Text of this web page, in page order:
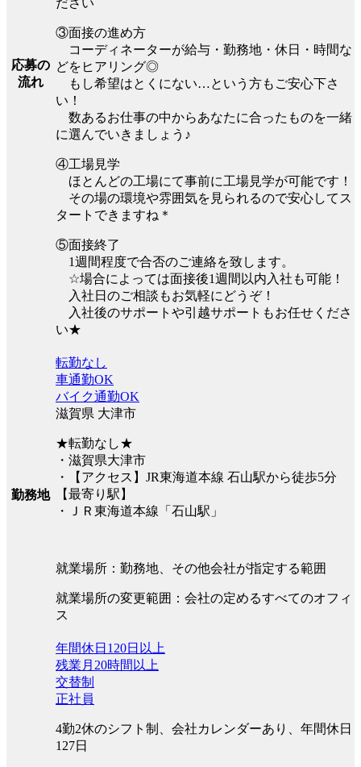
応募の
流れ
③面接の進め方
コーディネーターが給与・勤務地・休日・時間な
どをヒアリング◎
もし希望はとくにない…という方もご安心下さ
い！
数あるお仕事の中からあなたに合ったものを一緒
に選んでいきましょう♪
④工場見学
ほとんどの工場にて事前に工場見学が可能です！
その場の環境や雰囲気を見られるので安心してス
タートできますね＊
⑤面接終了
1週間程度で合否のご連絡を致します。
☆場合によっては面接後1週間以内入社も可能！
入社日のご相談もお気軽にどうぞ！
入社後のサポートや引越サポートもお任せくださ
い★
勤務地
転勤なし
車通勤OK
バイク通勤OK
滋賀県 大津市
★転勤なし★
・滋賀県大津市
・【アクセス】JR東海道本線 石山駅から徒歩5分
【最寄り駅】
・ＪＲ東海道本線「石山駅」
就業場所：勤務地、その他会社が指定する範囲
就業場所の変更範囲：会社の定めるすべてのオフィ
ス
年間休日120日以上
残業月20時間以上
交替制
正社員
4勤2休のシフト制、会社カレンダーあり、年間休日
127日